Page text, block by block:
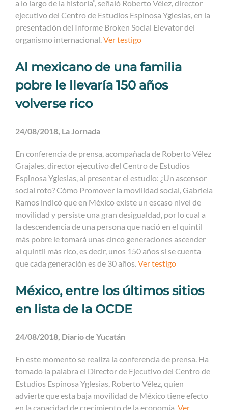
a lo largo de la historia”, señaló Roberto Vélez, director
ejecutivo del Centro de Estudios Espinosa Yglesias, en la
presentación del Informe Broken Social Elevator del
organismo internacional.Ver testigo
Al mexicano de una familia
pobre le llevaría 150 años
volverse rico
24/08/2018, La Jornada
En conferencia de prensa, acompañada de Roberto Vélez
Grajales, director ejecutivo del Centro de Estudios
Espinosa Yglesias, al presentar el estudio: ¿Un ascensor
social roto? Cómo Promover la movilidad social, Gabriela
Ramos indicó que en México existe un escaso nivel de
movilidad y persiste una gran desigualdad, por lo cual a
la descendencia de una persona que nació en el quintil
más pobre le tomará unas cinco generaciones ascender
al quintil más rico, es decir, unos 150 años si se cuenta
que cada generación es de 30 años.Ver testigo
México, entre los últimos sitios
en lista de la OCDE
24/08/2018, Diario de Yucatán
En este momento se realiza la conferencia de prensa. Ha
tomado la palabra el Director de Ejecutivo del Centro de
Estudios Espinosa Yglesias, Roberto Vélez, quien
advierte que esta baja movilidad de México tiene efecto
en la capacidad de crecimiento de la economía. Ver